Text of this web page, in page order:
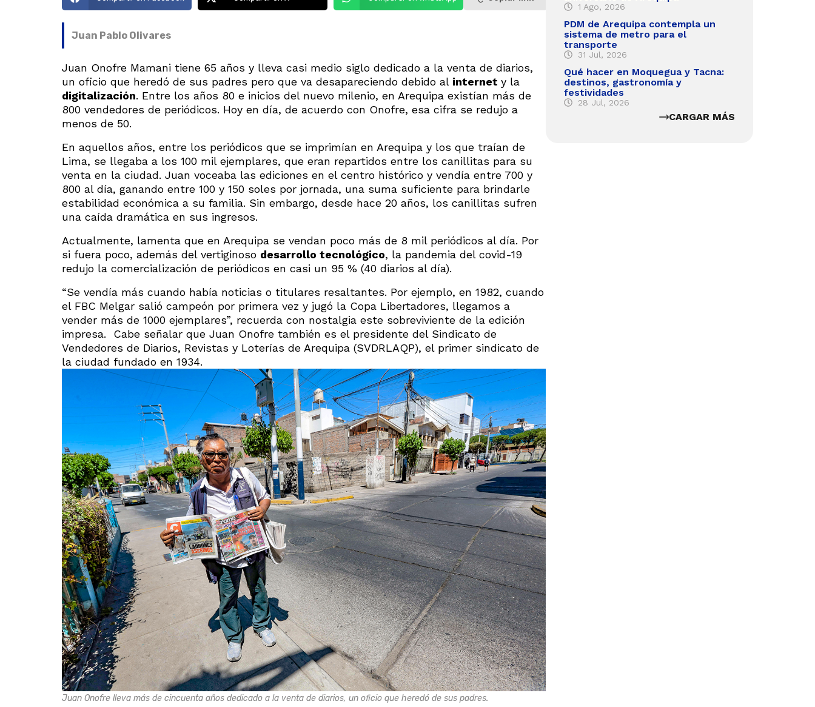
Juan Pablo Olivares
Juan Onofre Mamani tiene 65 años y lleva casi medio siglo dedicado a la venta de diarios,
un oficio que heredó de sus padres pero que va desapareciendo debido al internet y la
digitalización. Entre los años 80 e inicios del nuevo milenio, en Arequipa existían más de
800 vendedores de periódicos. Hoy en día, de acuerdo con Onofre, esa cifra se redujo a
menos de 50.
En aquellos años, entre los periódicos que se imprimían en Arequipa y los que traían de
Lima, se llegaba a los 100 mil ejemplares, que eran repartidos entre los canillitas para su
venta en la ciudad. Juan voceaba las ediciones en el centro histórico y vendía entre 700 y
800 al día, ganando entre 100 y 150 soles por jornada, una suma suficiente para brindarle
estabilidad económica a su familia. Sin embargo, desde hace 20 años, los canillitas sufren
una caída dramática en sus ingresos.
Actualmente, lamenta que en Arequipa se vendan poco más de 8 mil periódicos al día. Por
si fuera poco, además del vertiginoso desarrollo tecnológico, la pandemia del covid-19
redujo la comercialización de periódicos en casi un 95 % (40 diarios al día).
“Se vendía más cuando había noticias o titulares resaltantes. Por ejemplo, en 1982, cuando
el FBC Melgar salió campeón por primera vez y jugó la Copa Libertadores, llegamos a
vender más de 1000 ejemplares”, recuerda con nostalgia este sobreviviente de la edición
impresa. Cabe señalar que Juan Onofre también es el presidente del Sindicato de
Vendedores de Diarios, Revistas y Loterías de Arequipa (SVDRLAQP), el primer sindicato de
la ciudad fundado en 1934.
Juan Onofre lleva más de cincuenta años dedicado a la venta de diarios, un oficio que heredó de sus padres.
1 Ago, 2026
PDM de Arequipa contempla un
sistema de metro para el
transporte
31 Jul, 2026
Qué hacer en Moquegua y Tacna:
destinos, gastronomía y
festividades
28 Jul, 2026
CARGAR MÁS